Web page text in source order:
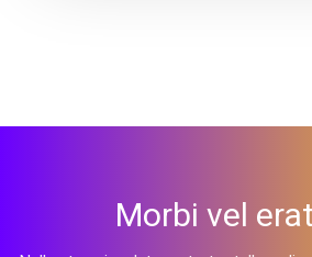
Morbi vel